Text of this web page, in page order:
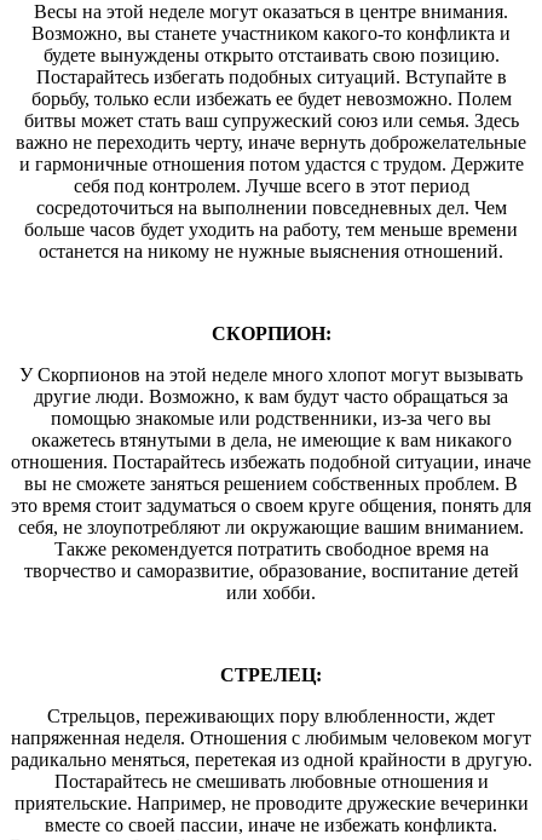
Весы на этой неделе могут оказаться в центре внимания.
Возможно, вы станете участником какого-то конфликта и
будете вынуждены открыто отстаивать свою позицию.
Постарайтесь избегать подобных ситуаций. Вступайте в
борьбу, только если избежать ее будет невозможно. Полем
битвы может стать ваш супружеский союз или семья. Здесь
важно не переходить черту, иначе вернуть доброжелательные
и гармоничные отношения потом удастся с трудом. Держите
себя под контролем. Лучше всего в этот период
сосредоточиться на выполнении повседневных дел. Чем
больше часов будет уходить на работу, тем меньше времени
останется на никому не нужные выяснения отношений.
СКОРПИОН:
У Скорпионов на этой неделе много хлопот могут вызывать
другие люди. Возможно, к вам будут часто обращаться за
помощью знакомые или родственники, из-за чего вы
окажетесь втянутыми в дела, не имеющие к вам никакого
отношения. Постарайтесь избежать подобной ситуации, иначе
вы не сможете заняться решением собственных проблем. В
это время стоит задуматься о своем круге общения, понять для
себя, не злоупотребляют ли окружающие вашим вниманием.
Также рекомендуется потратить свободное время на
творчество и саморазвитие, образование, воспитание детей
или хобби.
СТРЕЛЕЦ:
Стрельцов, переживающих пору влюбленности, ждет
напряженная неделя. Отношения с любимым человеком могут
радикально меняться, перетекая из одной крайности в другую.
Постарайтесь не смешивать любовные отношения и
приятельские. Например, не проводите дружеские вечеринки
вместе со своей пассии, иначе не избежать конфликта.